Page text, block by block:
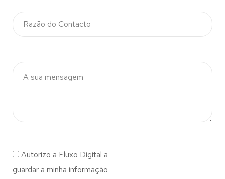
Autorizo a Fluxo Digital a
guardar a minha informação